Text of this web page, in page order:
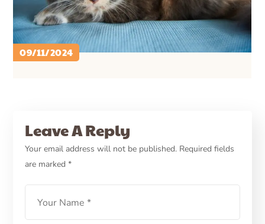
09/11/2024
Mengenal Vaksin FeLV bagi
Kucing Perlindungan Virus
Leukemia
LEARN MORE
Leave A Reply
Your email address will not be published. Required fields
are marked*